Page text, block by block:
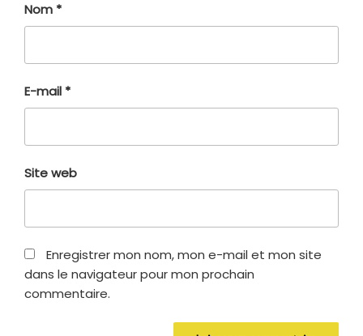
Nom *
E-mail *
Site web
Enregistrer mon nom, mon e-mail et mon site
dans le navigateur pour mon prochain
commentaire.